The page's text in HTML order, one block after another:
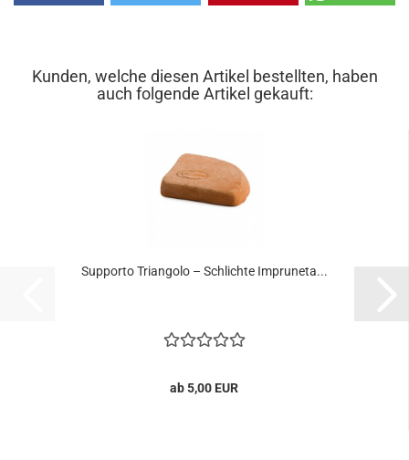
Kunden, welche diesen Artikel bestellten, haben
auch folgende Artikel gekauft:
Supporto Triangolo – Schlichte Impruneta...
ab 5,00 EUR